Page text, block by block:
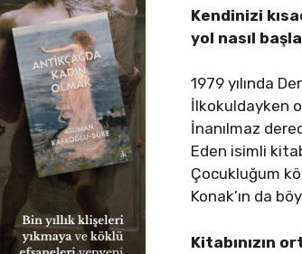
Kendinizi
yol nasıl
1979 yılında
İlkokuldayken
İnanılmaz
Eden isimli
Çocukluğum
Konak’ın da
Kitabınızın